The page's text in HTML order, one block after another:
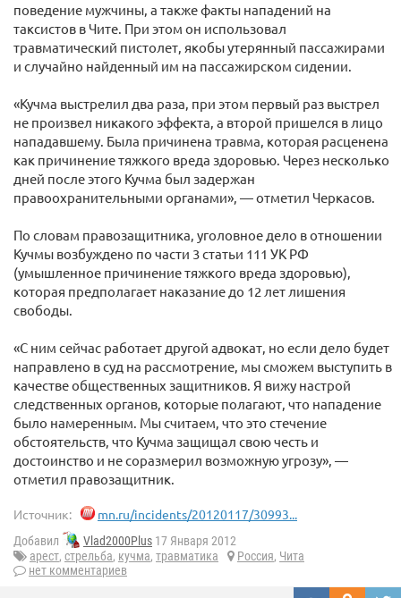
поведение мужчины, а также факты нападений на
таксистов в Чите. При этом он использовал
травматический пистолет, якобы утерянный пассажирами
и случайно найденный им на пассажирском сидении.
«Кучма выстрелил два раза, при этом первый раз выстрел
не произвел никакого эффекта, а второй пришелся в лицо
нападавшему. Была причинена травма, которая расценена
как причинение тяжкого вреда здоровью. Через несколько
дней после этого Кучма был задержан
правоохранительными органами», — отметил Черкасов.
По словам правозащитника, уголовное дело в отношении
Кучмы возбуждено по части 3 статьи 111 УК РФ
(умышленное причинение тяжкого вреда здоровью),
которая предполагает наказание до 12 лет лишения
свободы.
«С ним сейчас работает другой адвокат, но если дело будет
направлено в суд на рассмотрение, мы сможем выступить в
качестве общественных защитников. Я вижу настрой
следственных органов, которые полагают, что нападение
было намеренным. Мы считаем, что это стечение
обстоятельств, что Кучма защищал свою честь и
достоинство и не соразмерил возможную угрозу», —
отметил правозащитник.
Источник: mn.ru/incidents/20120117/30993...
Добавил Vlad2000Plus 17 Января 2012
арест, стрельба, кучма, травматика Россия, Чита
нет комментариев